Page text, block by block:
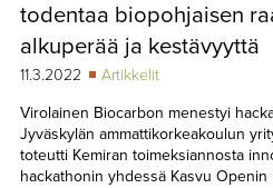
todentaa biopohjaisen
alkuperää ja kestävyyttä
11.3.2022
Artikkelit
Virolainen Biocarbon menestyi
Jyväskylän ammattikorkeakoulun
toteutti Kemiran toimeksiannosta
hackathonin yhdessä Kasvu